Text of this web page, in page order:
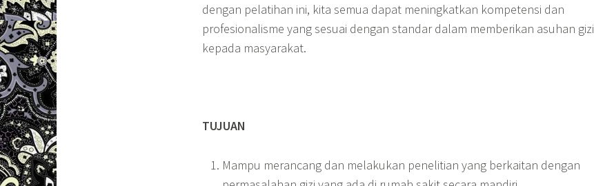
dengan pelatihan ini, kita semua dapat meningkatkan kompetensi dan
profesionalisme yang sesuai dengan standar dalam memberikan asuhan gizi
kepada masyarakat.
TUJUAN
Mampu merancang dan melakukan penelitian yang berkaitan dengan